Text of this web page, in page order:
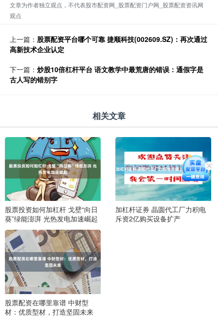
文章为作者独立观点，不代表股市配资网_股票配资门户网_股票配资资讯网
观点
上一篇： 股票配资平台哪个可靠 捷顺科技(002609.SZ)：再次通过
高新技术企业认定
下一篇： 炒股10倍杠杆平台 语文教学中最荒唐的错误：通假字是
古人写的错别字
相关文章
股票投资如何加杠杆 戈壁“向日
葵”绿能澎湃 光热发电加速崛起
加杠杆证券 晶圆代工厂力积电
斥资2亿购买设备扩产
股票配资在哪里靠谱 中财型
材：优质型材，打造坚固未来